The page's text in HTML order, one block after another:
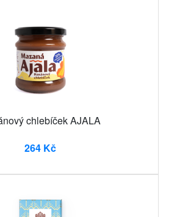
chlebíček AJALA
264 Kč